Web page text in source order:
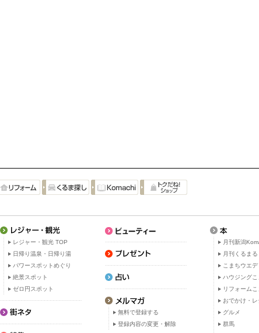
レジャー・観光 TOP
日帰り温泉・日帰り湯
パワースポットめぐり
絶景スポット
ゼロ円スポット
無料で登録する
登録内容の変更・解除
月刊新潟
月刊くるまる
こまちウエ
ハウジングこ
リフォームこ
おでかけ・レ
グルメ
群馬